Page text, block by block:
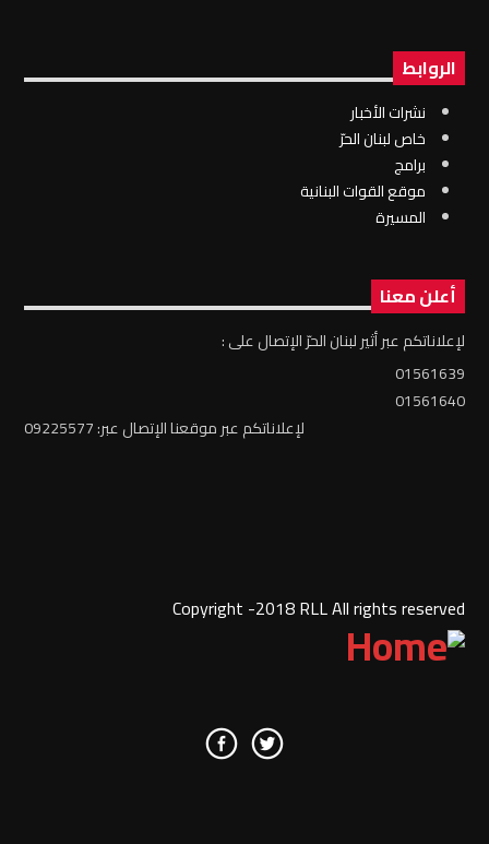
الروابط
نشرات الأخبار
خاص لبنان الحرّ
برامج
موقع القوات البنانية
المسيرة
أعلن معنا
لإعلاناتكم عبر أثير لبنان الحرّ الإتصال على :
01561639
01561640
لإعلاناتكم عبر موقعنا الإتصال عبر: 09225577
Copyright -2018 RLL All rights reserved